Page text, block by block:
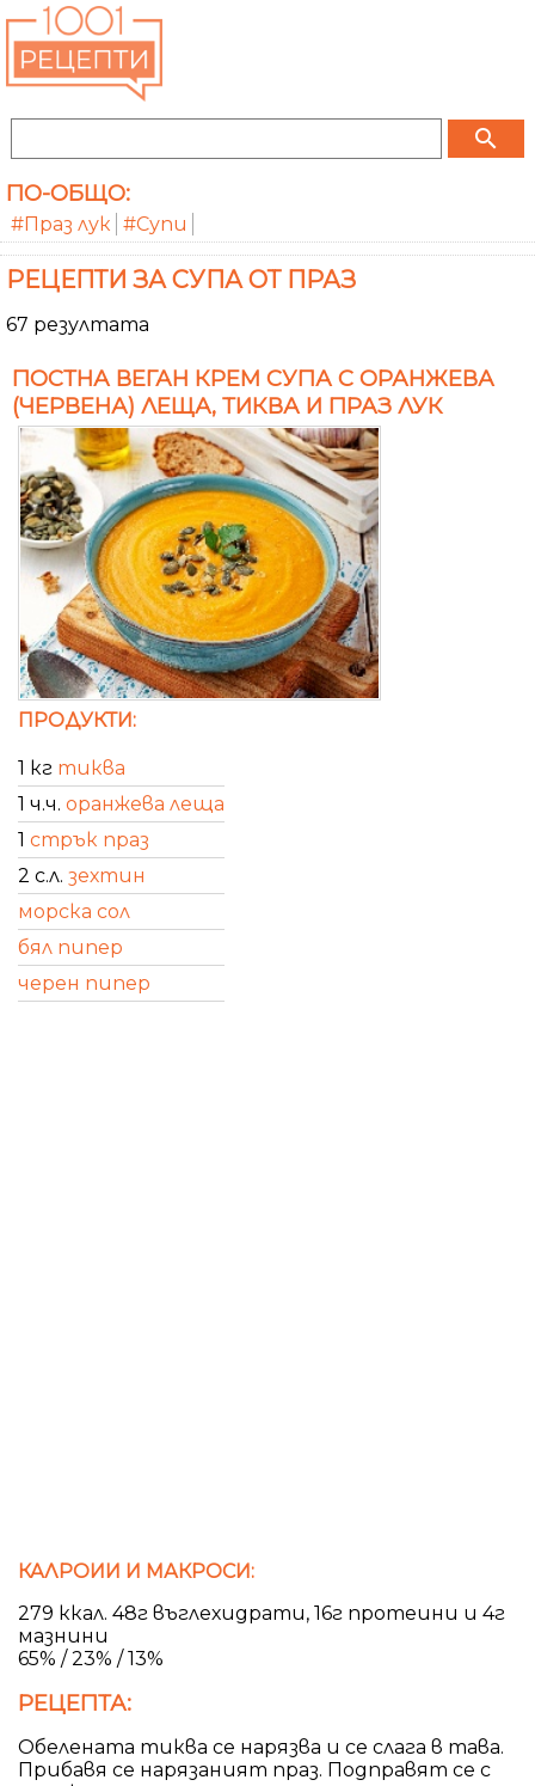
search
ПО-ОБЩО:
#Праз лук #Супи
РЕЦЕПТИ ЗА СУПА ОТ ПРАЗ
67 резултата
ПОСТНА ВЕГАН КРЕМ СУПА С ОРАНЖЕВА
(ЧЕРВЕНА) ЛЕЩА, ТИКВА И ПРАЗ ЛУК
ПРОДУКТИ:
1 кг тиква
1 ч.ч. оранжева леща
1 стрък праз
2 с.л. зехтин
морска сол
бял пипер
черен пипер
КАЛРОИИ И МАКРОСИ:
279 ккал. 48г въглехидрати, 16г протеини и 4г
мазнини
65% / 23% / 13%
РЕЦЕПТА:
Обелената тиква се нарязва и се слага в тава.
Прибавя се нарязаният праз. Подправят се с